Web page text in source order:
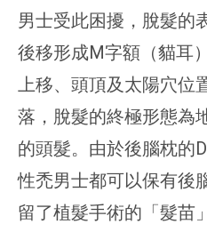
男士受此困擾，脫髮的
後移形成M字額（貓耳
上移、頭頂及太陽穴
落，脫髮的終極形態為
的頭髮。由於後腦枕的
性禿男士都可以保有後
留了植髮手術的「髮苗